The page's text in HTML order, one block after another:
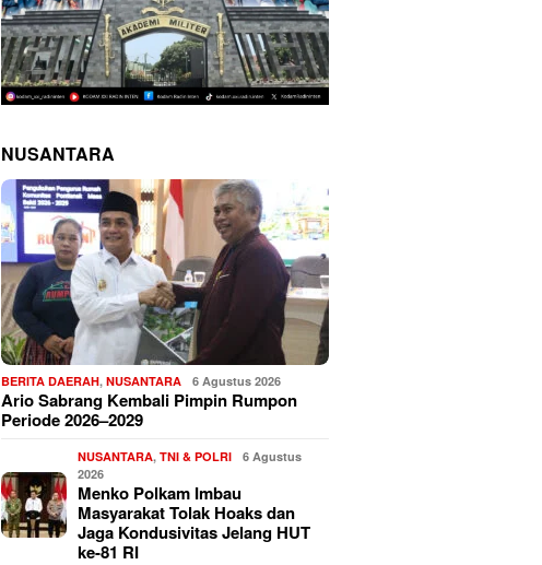
NUSANTARA
BERITA DAERAH,NUSANTARA 6 Agustus 2026
Ario Sabrang Kembali Pimpin Rumpon
Periode 2026–2029
NUSANTARA,TNI & POLRI
6 Agustus
2026
Menko Polkam Imbau
Masyarakat Tolak Hoaks dan
Jaga Kondusivitas Jelang HUT
ke-81 RI